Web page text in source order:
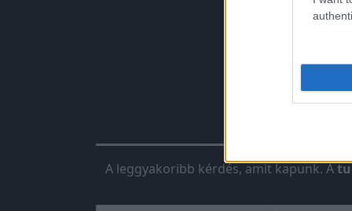
A leggyakoribb kérdés, amit kapunk. A